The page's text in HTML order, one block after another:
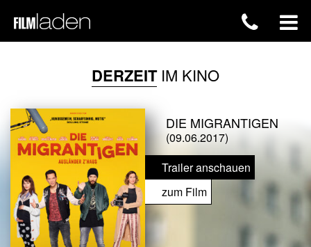
DERZEITIM KINO
DIE MIGRANTIGEN
(09.06.2017)
Trailer anschauen
zum Film